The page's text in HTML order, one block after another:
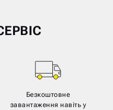
Безкоштовне
завантаження навіть у